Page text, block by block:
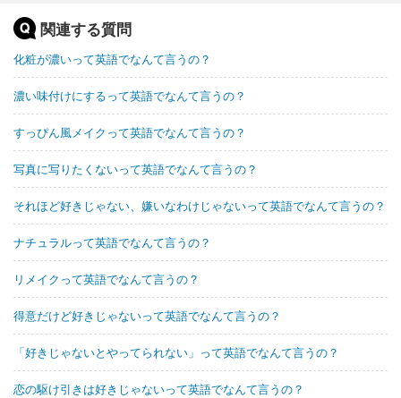
関連する質問
化粧が濃いって英語でなんて言うの？
濃い味付けにするって英語でなんて言うの？
すっぴん風メイクって英語でなんて言うの？
写真に写りたくないって英語でなんて言うの？
それほど好きじゃない、嫌いなわけじゃないって英語でなんて言うの？
ナチュラルって英語でなんて言うの？
リメイクって英語でなんて言うの？
得意だけど好きじゃないって英語でなんて言うの？
「好きじゃないとやってられない」って英語でなんて言うの？
恋の駆け引きは好きじゃないって英語でなんて言うの？